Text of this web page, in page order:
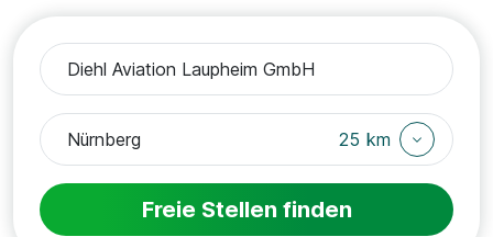
25 km
Freie Stellen finden